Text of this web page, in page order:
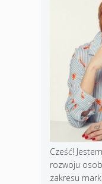
Cześć!
rozwoju
zakresu